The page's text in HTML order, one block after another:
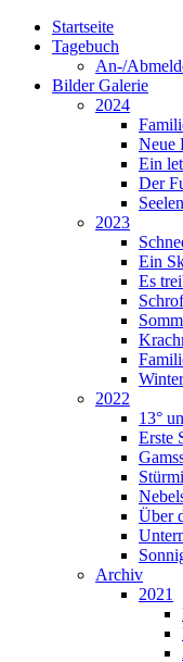
Startseite
Tagebuch
An-/
Bilder Galerie
2024
Neue
Ein
Der
2023
Ein
Es
2022
13°
Erste
Über
Archiv
2021